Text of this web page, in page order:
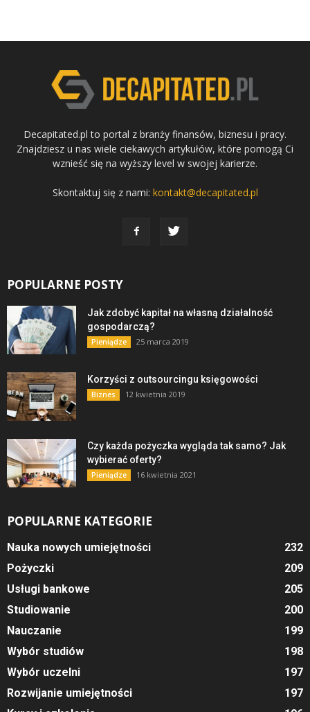
Decapitated.pl to portal z branży finansów, biznesu i pracy.
Znajdziesz u nas wiele ciekawych artykułów, które pomogą Ci
wznieść się na wyższy level w swojej karierze.
Skontaktuj się z nami: kontakt@decapitated.pl
POPULARNE POSTY
Jak zdobyć kapitał na własną działalność
gospodarczą?
Pieniądze 25 marca 2019
Korzyści z outsourcingu księgowości
Biznes 12 kwietnia 2019
Czy każda pożyczka wygląda tak samo? Jak
wybierać oferty?
Pieniądze 16 kwietnia 2021
POPULARNE KATEGORIE
Nauka nowych umiejętności
232
Pożyczki
209
Usługi bankowe
205
Studiowanie
200
Nauczanie
199
Wybór studiów
198
Wybór uczelni
197
Rozwijanie umiejętności
197